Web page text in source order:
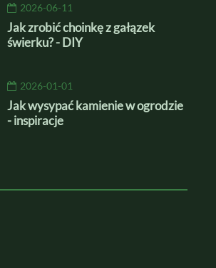
2026-06-11
Jak zrobić choinkę z gałązek
świerku? - DIY
2026-01-01
Jak wysypać kamienie w ogrodzie
- inspiracje